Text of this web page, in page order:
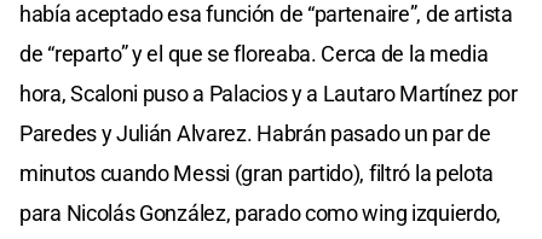
había aceptado esa función de “partenaire”, de artista
de “reparto” y el que se floreaba. Cerca de la media
hora, Scaloni puso a Palacios y a Lautaro Martínez por
Paredes y Julián Alvarez. Habrán pasado un par de
minutos cuando Messi (gran partido), filtró la pelota
para Nicolás González, parado como wing izquierdo,